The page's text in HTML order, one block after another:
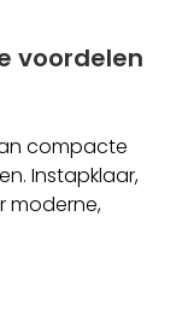
voordelen
compacte
Instapklaar,
moderne,